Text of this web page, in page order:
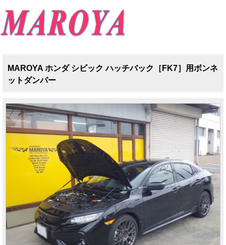
MAROYA ホンダ シビック ハッチバック［FK7］用ボンネ
ットダンパー